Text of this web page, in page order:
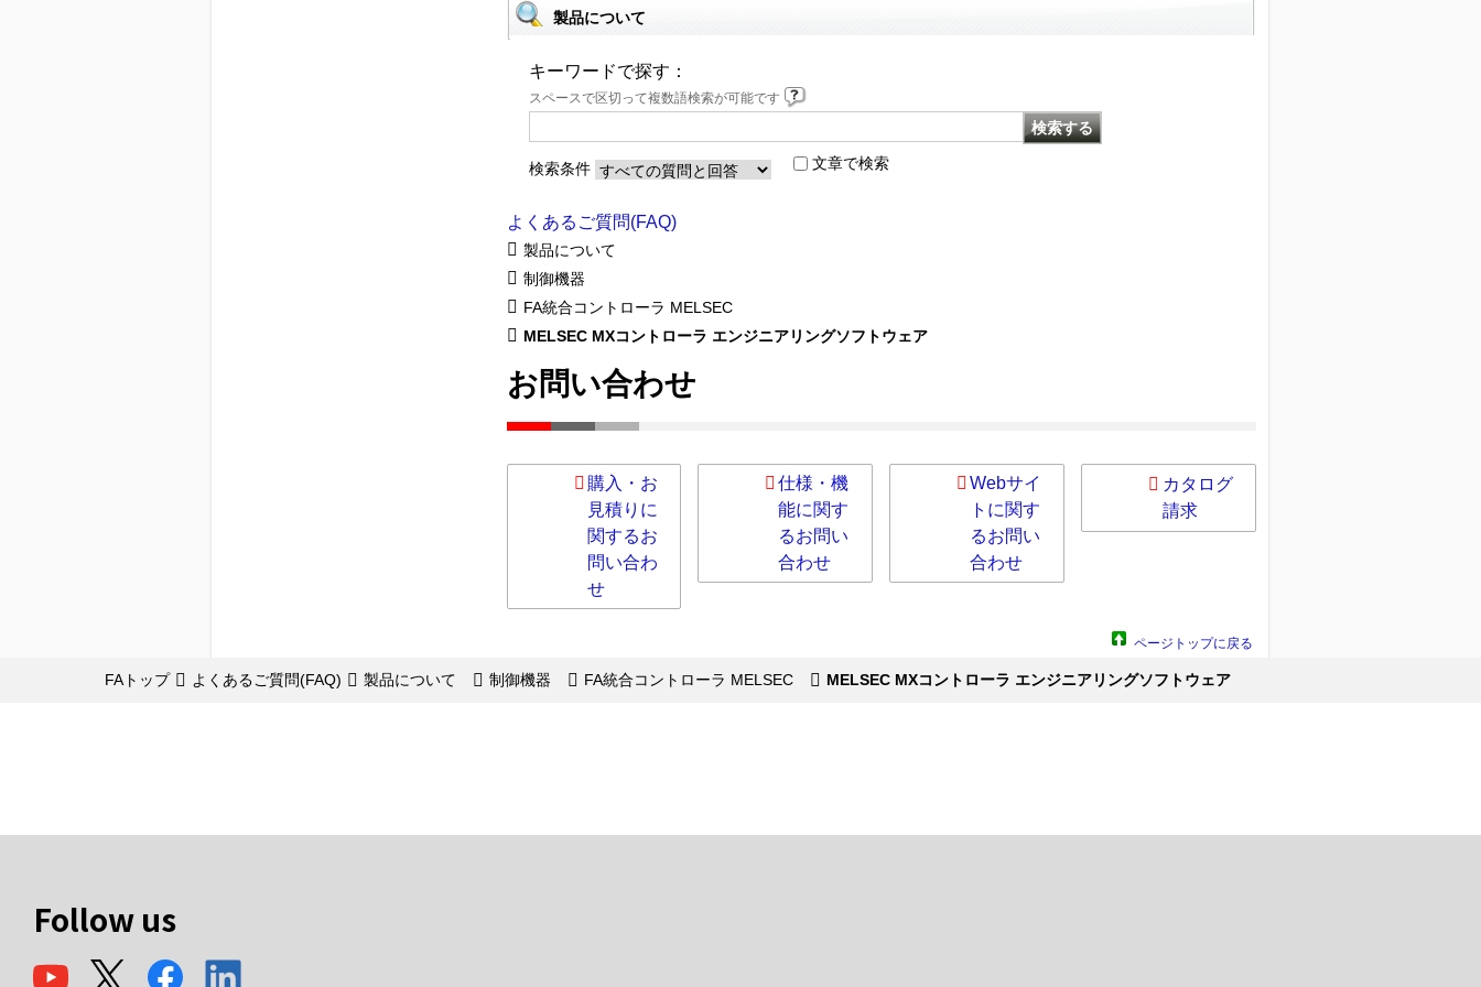
製品について
キーワードで探す：
スペースで区切って複数語検索が可能です
検索条件 文章で検索
よくあるご質問(FAQ)
製品について
制御機器
FA統合コントローラ MELSEC
MELSEC MXコントローラ エンジニアリングソフトウェア
お問い合わせ
購入・お
見積りに
関するお
問い合わ
せ
仕様・機
能に関す
るお問い
合わせ
Webサイ
トに関す
るお問い
合わせ
カタログ
請求
ページトップに戻る
FAトップ よくあるご質問(FAQ) 製品について 制御機器 FA統合コントローラ MELSEC MELSEC MXコントローラ エンジニアリングソフトウェア
Follow us